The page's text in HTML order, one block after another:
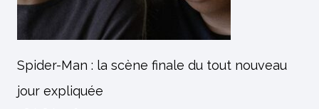
Spider-Man : la scène finale du tout nouveau
jour expliquée